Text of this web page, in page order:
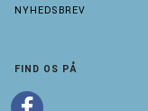
NYHEDSBREV
FIND OS PÅ